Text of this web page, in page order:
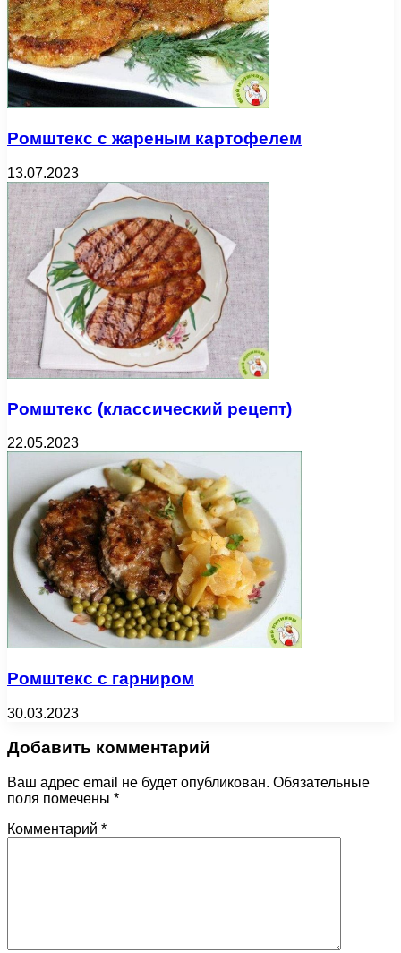
Ромштекс с жареным картофелем
13.07.2023
Ромштекс (классический рецепт)
22.05.2023
Ромштекс с гарниром
30.03.2023
Добавить комментарий
Ваш адрес email не будет опубликован. Обязательные
поля помечены *
Комментарий *